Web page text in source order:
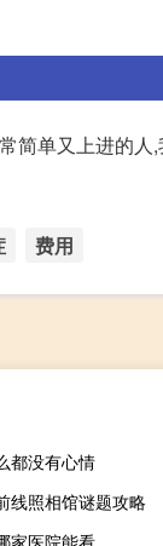
简单又上进的
费用
都没有心情
线照相馆谜题攻略
家医院能看